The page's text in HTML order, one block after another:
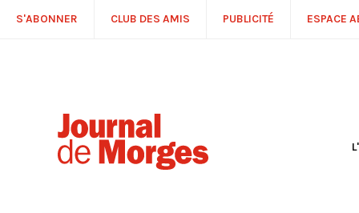
S'ABONNER CLUB DES AMIS PUBLICITÉ ESPACE